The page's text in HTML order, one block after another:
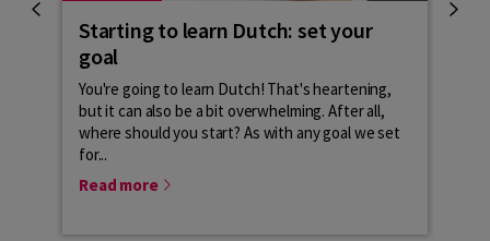
Starting to learn Dutch: set your
goal
You're going to learn Dutch! That's heartening,
but it can also be a bit overwhelming. After all,
where should you start? As with any goal we set
for...
Read more